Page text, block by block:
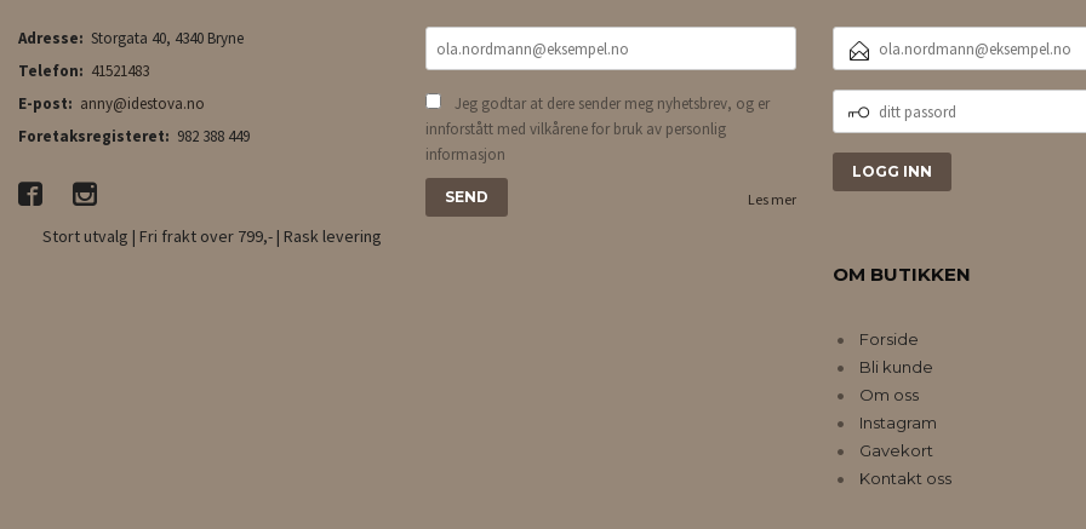
Adresse: Storgata 40, 4340 Bryne
Telefon: 41521483
E-post: anny@idestova.no
Foretaksregisteret: 982 388 449
Stort utvalg | Fri frakt over 799,- | Rask levering
Jeg godtar at dere sender meg nyhetsbrev, og er
innforstått med vilkårene for bruk av personlig
informasjon
Les mer
POSTADRESSE
PASSORD
OM BUTIKKEN
Forside
Bli kunde
Om oss
Instagram
Gavekort
Kontakt oss